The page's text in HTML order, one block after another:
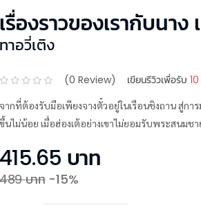
เรื่องราวของเรากับนาง
ทาอวี่เติง
(0 Review) เขียนรีวิวเพื่อรับ
จากที่ต้องรับมือเพียงจางตั๋วอยู่ในเรือนชิงถาน สู่ก
ขึ้นไม่น้อย เมื่อฮ่องเต้อย่างเขาไม่ยอมรับพระสนมช
415.65 บาท
489บาท -15%